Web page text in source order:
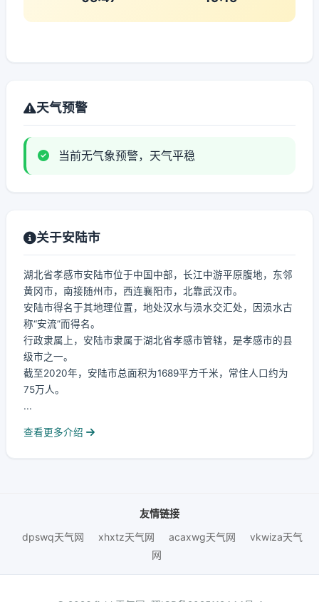
天气预警
当前无气象预警，天气平稳
关于安陆市
湖北省孝感市安陆市位于中国中部，长江中游平原腹地，东邻
黄冈市，南接随州市，西连襄阳市，北靠武汉市。
安陆市得名于其地理位置，地处汉水与涢水交汇处，因涢水古
称“安流”而得名。
行政隶属上，安陆市隶属于湖北省孝感市管辖，是孝感市的县
级市之一。
截至2020年，安陆市总面积为1689平方千米，常住人口约为
75万人。
...
查看更多介绍
友情链接
dpswq天气网
xhxtz天气网 acaxwg天气网
vkwiza天气
网